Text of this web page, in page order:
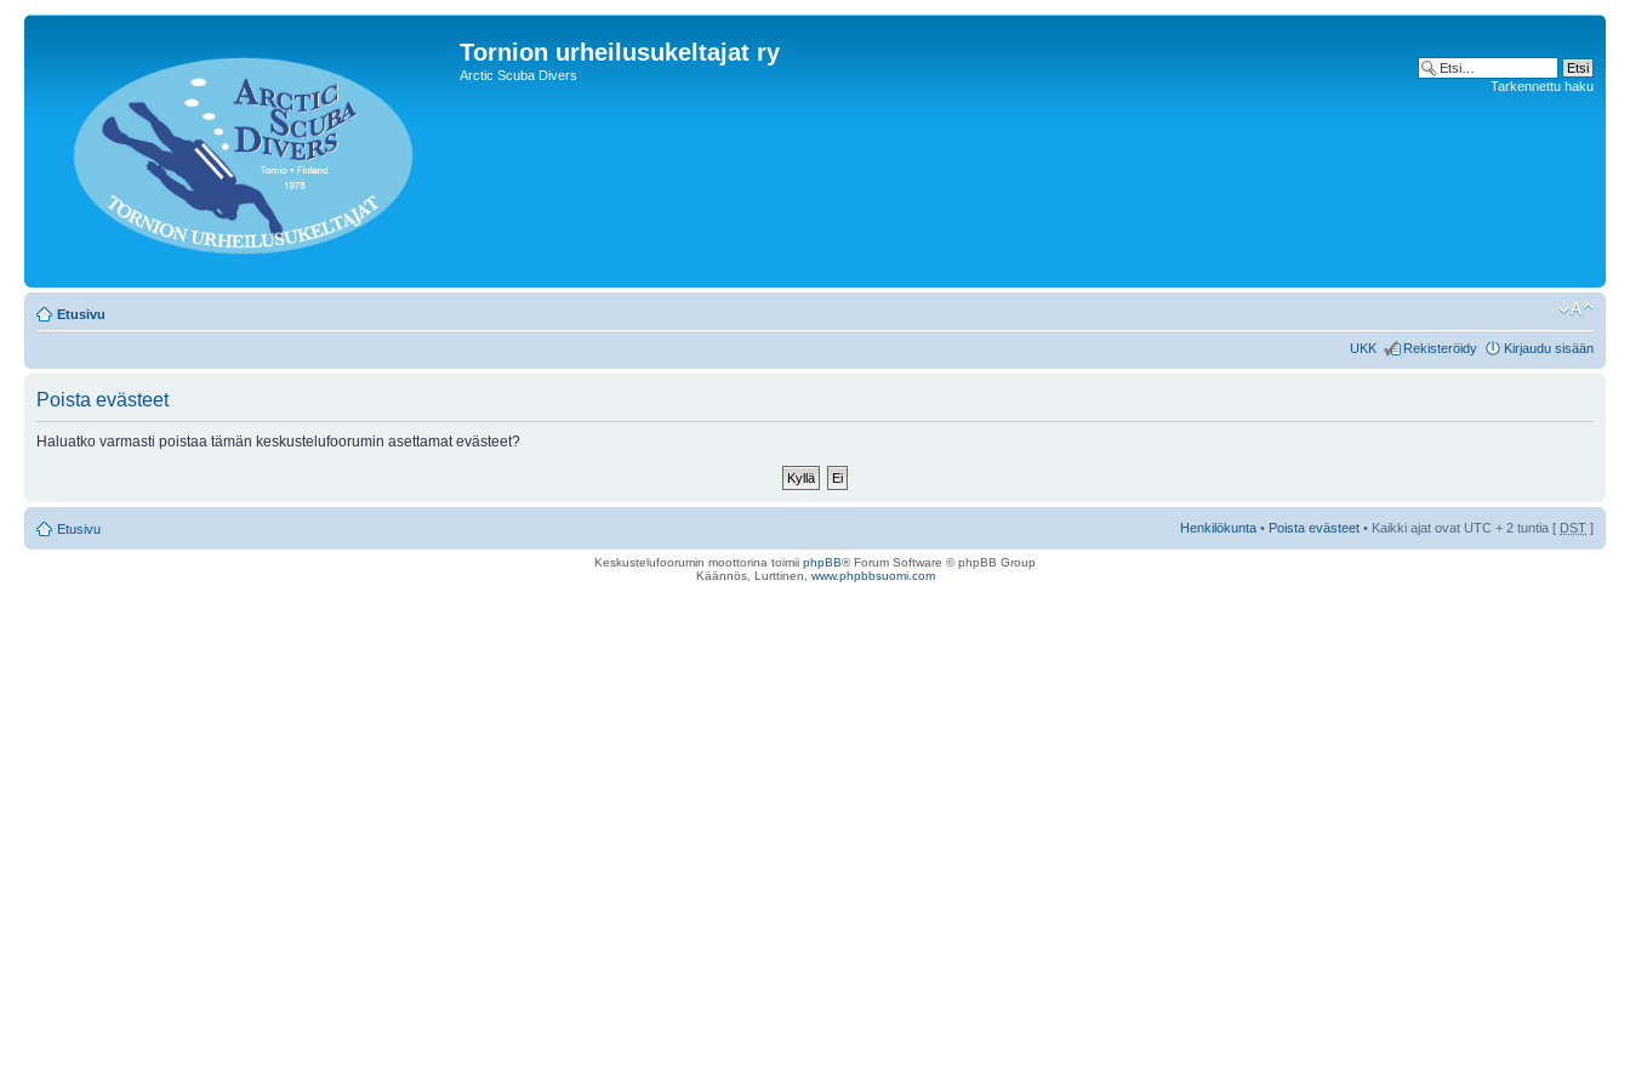
Tornion urheilusukeltajat ry
Arctic Scuba Divers
Tarkennettu haku
Etusivu
UKK Rekisteröidy Kirjaudu sisään
Poista evästeet
Haluatko varmasti poistaa tämän keskustelufoorumin asettamat evästeet?
Etusivu Henkilökunta • Poista evästeet • Kaikki ajat ovat UTC + 2 tuntia [ DST ]
Keskustelufoorumin moottorina toimii phpBB® Forum Software © phpBB Group
Käännös, Lurttinen, www.phpbbsuomi.com